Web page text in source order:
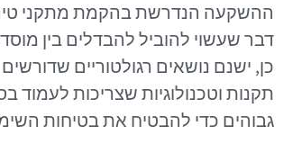
ההשקעה הנדרשת בהקמת מתקני
דבר שעשוי להוביל להבדלים בין
כן, ישנם נושאים רגולטוריים
תקנות וטכנולוגיות שצריכות לעמוד
גבוהים כדי להבטיח את בטיחות